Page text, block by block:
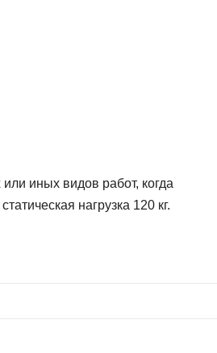
иных видов работ, когда
нагрузка 120 кг.